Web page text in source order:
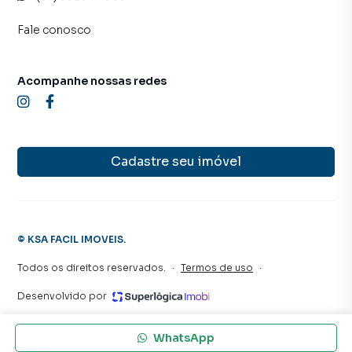
proprietários e inquilinos.
WhatsApp
Fale conosco
Cadastre seu imóvel
Acompanhe nossas redes
© KSA FACIL IMOVEIS.
Todos os direitos reservados. · Termos de uso ·
Desenvolvido por